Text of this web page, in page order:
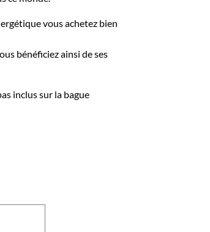
vous achetez bien
bénéficiez ainsi de ses
inclus sur la bague